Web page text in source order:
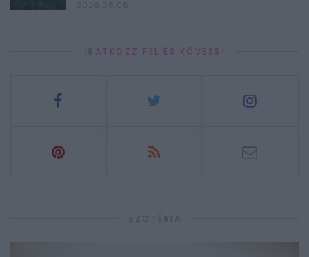
IRATKOZZ FEL ÉS KÖVESS!
EZOTÉRIA